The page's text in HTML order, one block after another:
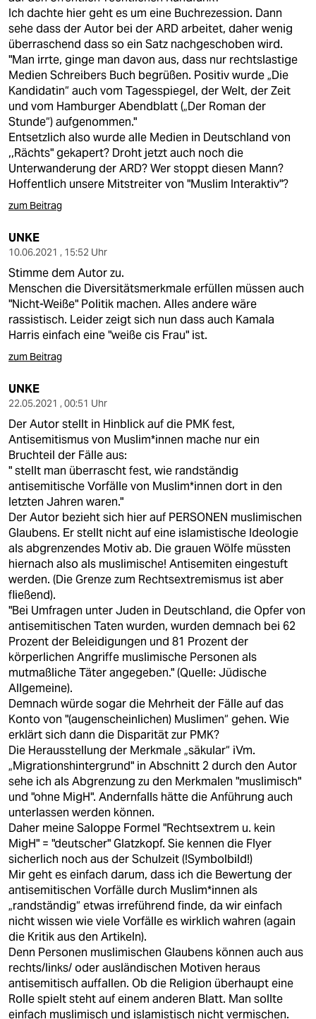
Ich dachte hier geht es um eine Buchrezession. Dann
sehe dass der Autor bei der ARD arbeitet, daher wenig
überraschend dass so ein Satz nachgeschoben wird.
"Man irrte, ginge man davon aus, dass nur rechtslastige
Medien Schreibers Buch begrüßen. Positiv wurde „Die
Kandidatin“ auch vom Tagesspiegel, der Welt, der Zeit
und vom Hamburger Abendblatt („Der Roman der
Stunde“) aufgenommen."
Entsetzlich also wurde alle Medien in Deutschland von
,,Rächts" gekapert? Droht jetzt auch noch die
Unterwanderung der ARD? Wer stoppt diesen Mann?
Hoffentlich unsere Mitstreiter von "Muslim Interaktiv"?
zum Beitrag
UNKE
10.06.2021 , 15:52 Uhr
Stimme dem Autor zu.
Menschen die Diversitätsmerkmale erfüllen müssen auch
"Nicht-Weiße" Politik machen. Alles andere wäre
rassistisch. Leider zeigt sich nun dass auch Kamala
Harris einfach eine "weiße cis Frau" ist.
zum Beitrag
UNKE
22.05.2021 , 00:51 Uhr
Der Autor stellt in Hinblick auf die PMK fest,
Antisemitismus von Muslim*innen mache nur ein
Bruchteil der Fälle aus:
" stellt man überrascht fest, wie randständig
antisemitische Vorfälle von Muslim*innen dort in den
letzten Jahren waren."
Der Autor bezieht sich hier auf PERSONEN muslimischen
Glaubens. Er stellt nicht auf eine islamistische Ideologie
als abgrenzendes Motiv ab. Die grauen Wölfe müssten
hiernach also als muslimische! Antisemiten eingestuft
werden. (Die Grenze zum Rechtsextremismus ist aber
fließend).
"Bei Umfragen unter Juden in Deutschland, die Opfer von
antisemitischen Taten wurden, wurden demnach bei 62
Prozent der Beleidigungen und 81 Prozent der
körperlichen Angriffe muslimische Personen als
mutmaßliche Täter angegeben." (Quelle: Jüdische
Allgemeine).
Demnach würde sogar die Mehrheit der Fälle auf das
Konto von "(augenscheinlichen) Muslimen“ gehen. Wie
erklärt sich dann die Disparität zur PMK?
Die Herausstellung der Merkmale „säkular“ iVm.
„Migrationshintergrund" in Abschnitt 2 durch den Autor
sehe ich als Abgrenzung zu den Merkmalen "muslimisch"
und "ohne MigH". Andernfalls hätte die Anführung auch
unterlassen werden können.
Daher meine Saloppe Formel "Rechtsextrem u. kein
MigH" = "deutscher" Glatzkopf. Sie kennen die Flyer
sicherlich noch aus der Schulzeit (!Symbolbild!)
Mir geht es einfach darum, dass ich die Bewertung der
antisemitischen Vorfälle durch Muslim*innen als
„randständig“ etwas irreführend finde, da wir einfach
nicht wissen wie viele Vorfälle es wirklich wahren (again
die Kritik aus den Artikeln).
Denn Personen muslimischen Glaubens können auch aus
rechts/links/ oder ausländischen Motiven heraus
antisemitisch auffallen. Ob die Religion überhaupt eine
Rolle spielt steht auf einem anderen Blatt. Man sollte
einfach muslimisch und islamistisch nicht vermischen.